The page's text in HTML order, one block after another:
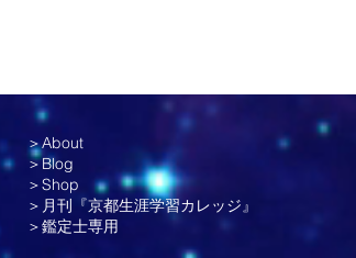
然、Abema Newsで石黒さんがこのパビリオン
について話しているのを見かけました。石黒さ
んが紹介するアンドロイドたちは、ただの機械
ではありません。人と目を合わせ、言葉を交わ
し、まるで感情を持っているかのように振る舞
います。石黒さん自身「彼らは人間よりも感情
表現が豊かで、より正確に答えることができ
＞About
＞Blog
＞Shop
＞月刊『京都生涯学習カレッジ』
＞鑑定士専用